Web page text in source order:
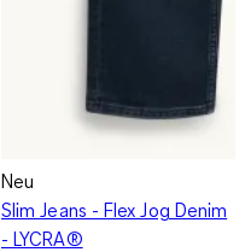
Neu
Slim Jeans - Flex Jog Denim
- LYCRA®